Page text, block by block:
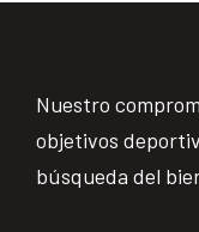
Nuestro
objetivos
búsqueda del